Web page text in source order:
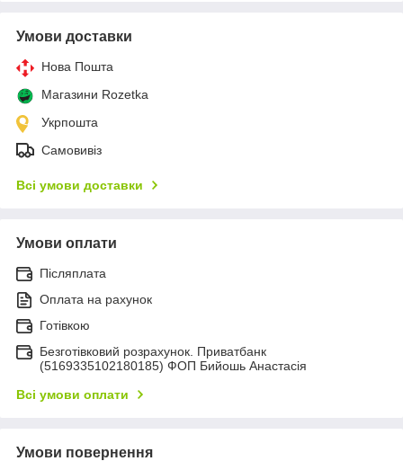
Умови доставки
Нова Пошта
Магазини Rozetka
Укрпошта
Самовивіз
Всі умови доставки
Умови оплати
Післяплата
Оплата на рахунок
Готівкою
Безготівковий розрахунок. Приватбанк
(5169335102180185) ФОП Бийошь Анастасія
Всі умови оплати
Умови повернення